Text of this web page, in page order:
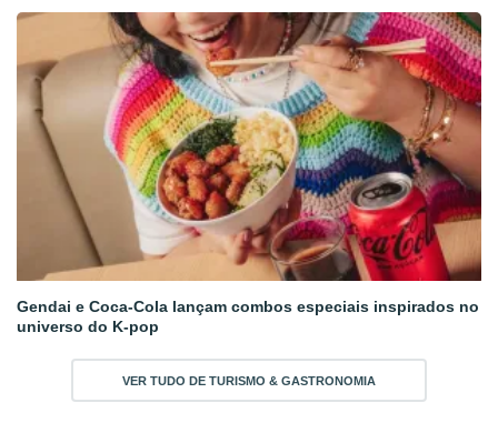
Gendai e Coca-Cola lançam combos especiais inspirados no
universo do K-pop
VER TUDO DE TURISMO & GASTRONOMIA